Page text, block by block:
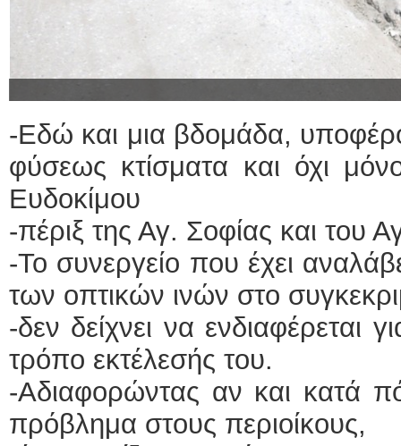
-Εδώ και μια βδομάδα,
φύσεως κτίσματα και όχι
Ευδοκίμου
-πέριξ της Αγ. Σοφίας και του
-Το συνεργείο που έχει
των οπτικών ινών στο
-δεν δείχνει να ενδιαφέρεται
τρόπο εκτέλεσής του.
-Αδιαφορώντας αν και κατά
πρόβλημα στους περιοίκους,